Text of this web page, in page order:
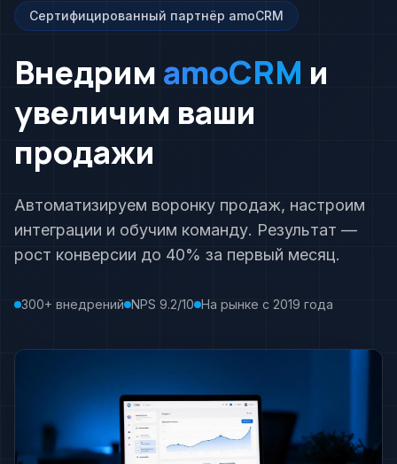
Сертифицированный партнёр amoCRM
Внедрим amoCRM и
увеличим ваши
продажи
Автоматизируем воронку продаж, настроим
интеграции и обучим команду. Результат —
рост конверсии до 40% за первый месяц.
300+ внедрений NPS 9.2/10 На рынке с 2019 года